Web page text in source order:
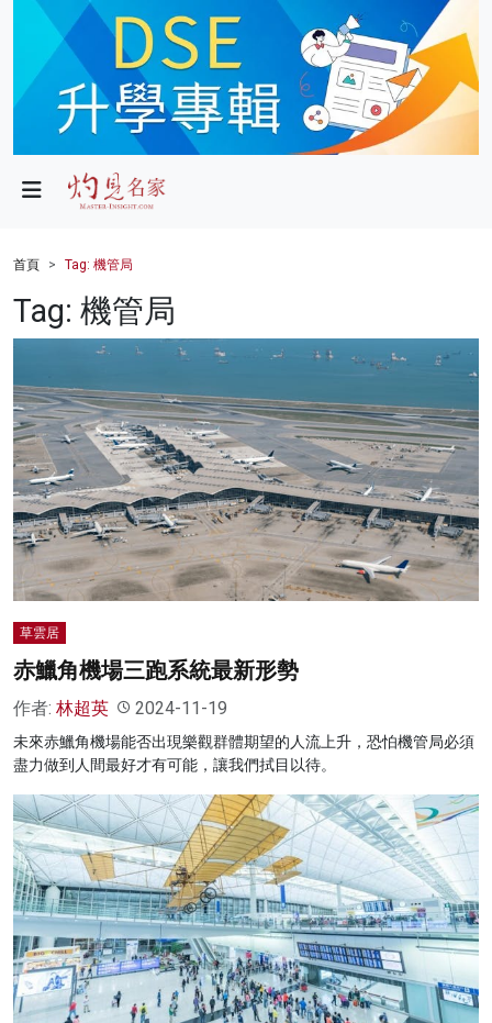
政局
財經
健康
商業
科技
影片
名家榜
灼見活動
首頁 Tag: 機管局
Tag: 機管局
草雲居
赤鱲角機場三跑系統最新形勢
作者: 林超英 2024-11-19
未來赤鱲角機場能否出現樂觀群體期望的人流上升，恐怕機管局必須
盡力做到人間最好才有可能，讓我們拭目以待。